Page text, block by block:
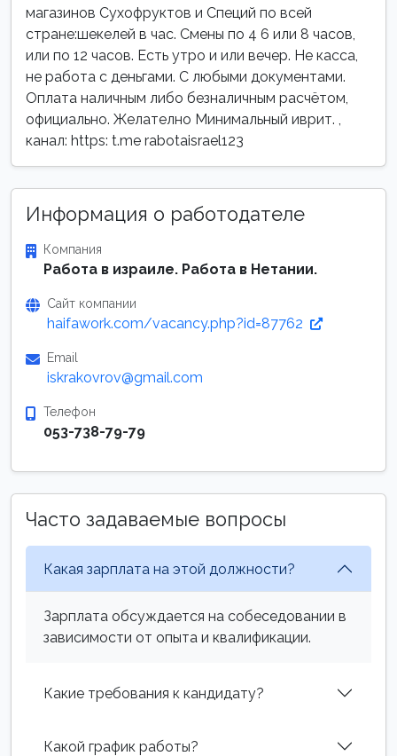
магазинов Сухофруктов и Специй по всей
стране:шекелей в час. Смены по 4 6 или 8 часов,
или по 12 часов. Есть утро и или вечер. Не касса,
не работа с деньгами. С любыми документами.
Оплата наличным либо безналичным расчётом,
официально. Желателно Минимальный иврит. ,
канал: https: t.me rabotaisrael123
Информация о работодателе
Компания
Работа в израиле. Работа в Нетании.
Сайт компании
haifawork.com/vacancy.php?id=87762
Email
iskrakovrov@gmail.com
Телефон
053-738-79-79
Часто задаваемые вопросы
Какая зарплата на этой должности?
Зарплата обсуждается на собеседовании в
зависимости от опыта и квалификации.
Какие требования к кандидату?
Какой график работы?